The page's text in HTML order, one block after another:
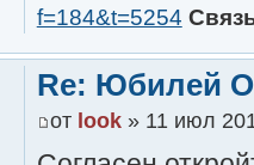
f=184&t=5254
Re: Юбилей
от look» 11 июл